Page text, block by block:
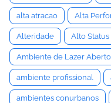
alta atracao Alta
Alteridade Alto Status
Ambiente de Lazer Aberto
ambiente profissional
ambientes conurbanos